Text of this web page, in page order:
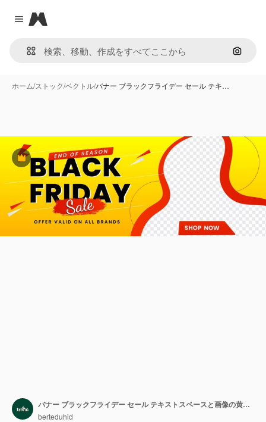
Close menu
Magnific
画像で
ホーム/ストック/ベクトル/バナー ブラックフライデー セール テキ…
Premium
バナー ブラックフライデー セール テキストスペースと画像の黄色い背景
berteduhid